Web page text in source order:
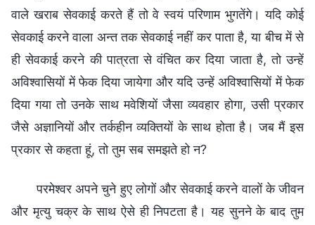
वाले खराब सेवकाई करते हैं तो वे स्वयं परिणाम भुगतेंगे। यदि कोई
सेवकाई करने वाला अन्त तक सेवकाई नहीं कर पाता है, या बीच में से
ही सेवकाई करने की पात्रता से वंचित कर दिया जाता है, तो उन्हें
अविश्वासियों में फेक दिया जायेगा और यदि उन्हें अविश्वासियों में फेक
दिया गया तो उनके साथ मवेशियों जैसा व्यवहार होगा, उसी प्रकार
जैसे अज्ञानियों और तर्कहीन व्यक्तियों के साथ होता है। जब मैं इस
प्रकार से कहता हूं, तो तुम सब समझते हो न?
परमेश्वर अपने चुने हुए लोगों और सेवकाई करने वालों के जीवन
और मृत्यु चक्र के साथ ऐसे ही निपटता है। यह सुनने के बाद तुम